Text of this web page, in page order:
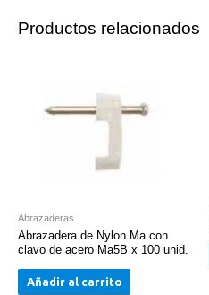
Productos relacionados
Abrazaderas
Abrazadera de Nylon Ma con
clavo de acero Ma5B x 100 unid.
Añadir al carrito